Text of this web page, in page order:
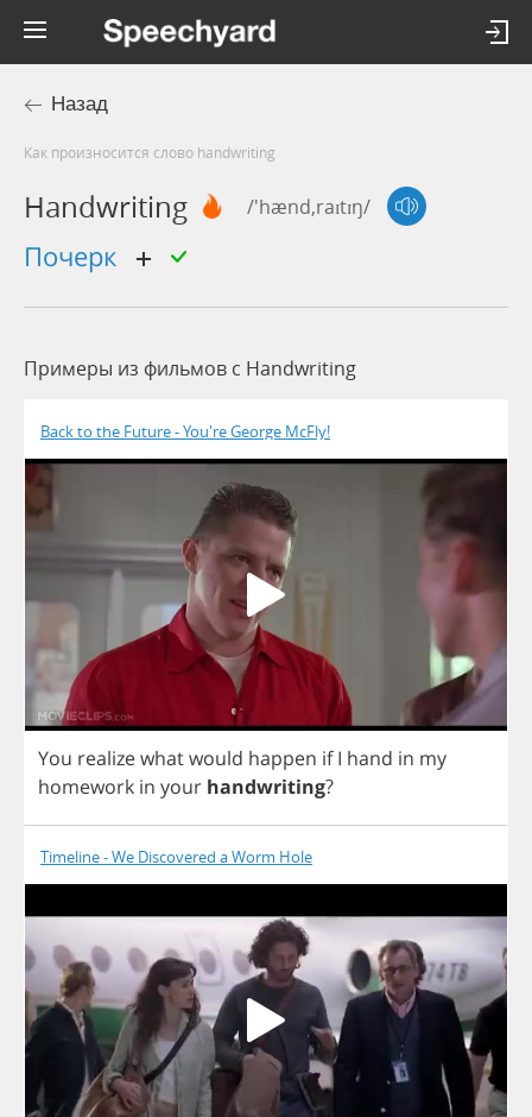
Назад
Как произносится слово handwriting
Handwriting /'hænd,raɪtɪŋ/
почерк
Примеры из фильмов c Handwriting
Back to the Future - You're George McFly!
You realizewhatwould happen if I hand in my
homework in your handwriting?
Timeline - We Discovered a Worm Hole